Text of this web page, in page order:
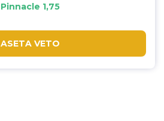
Pinnacle 1,75
ASETA VETO